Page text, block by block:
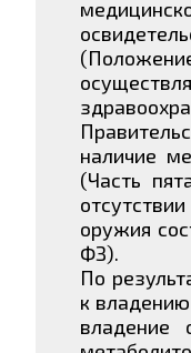
наличие
(Часть
оружия
ФЗ).
По
к
владение